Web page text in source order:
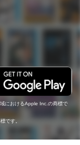
におけるApple Inc.の商標で
です。